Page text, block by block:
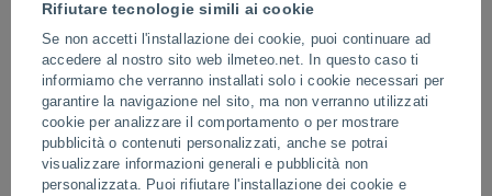
Rifiutare tecnologie simili ai cookie
Se non accetti l'installazione dei cookie, puoi continuare ad
accedere al nostro sito web ilmeteo.net. In questo caso ti
informiamo che verranno installati solo i cookie necessari per
garantire la navigazione nel sito, ma non verranno utilizzati
cookie per analizzare il comportamento o per mostrare
pubblicità o contenuti personalizzati, anche se potrai
visualizzare informazioni generali e pubblicità non
personalizzata. Puoi rifiutare l'installazione dei cookie e